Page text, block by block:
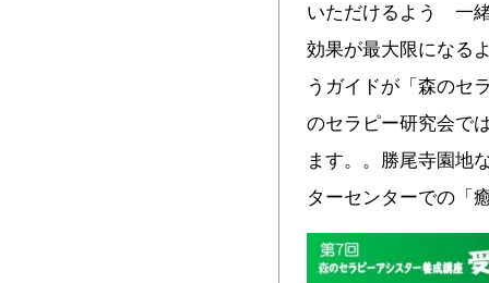
いただけるよう 一
効果が最大限になる
うガイドが「森のセ
のセラピー研究会で
ます。。勝尾寺園地
ターセンターでの「